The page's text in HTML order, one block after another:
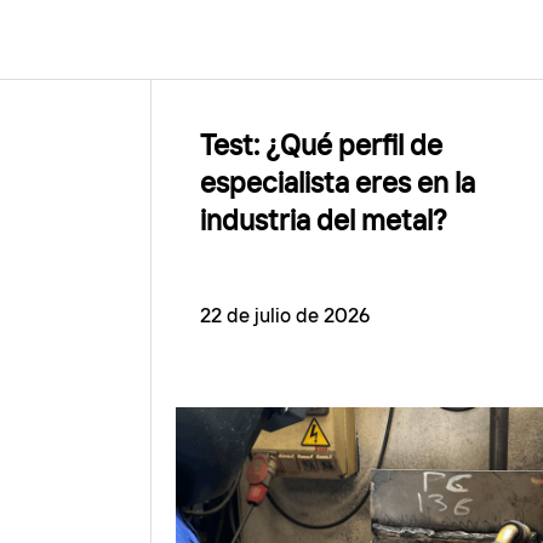
Test: ¿Qué perfil de
especialista eres en la
industria del metal?
22 de julio de 2026